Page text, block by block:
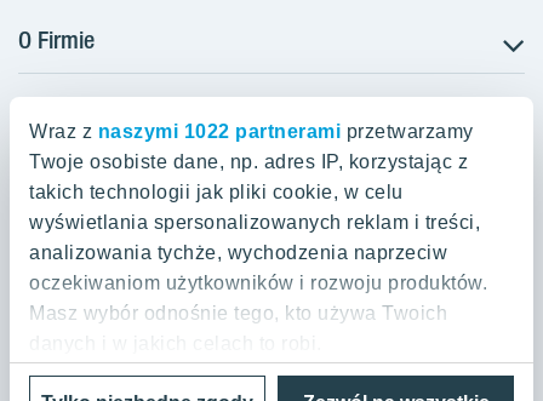
Wraz z naszymi 1022 partnerami przetwarzamy
Twoje osobiste dane, np. adres IP, korzystając z
takich technologii jak pliki cookie, w celu
wyświetlania spersonalizowanych reklam i treści,
analizowania tychże, wychodzenia naprzeciw
oczekiwaniom użytkowników i rozwoju produktów.
Masz wybór odnośnie tego, kto używa Twoich
O Firmie
Projekty w przygotowaniu
Projekty zrealizowane
Aktualności
Zakup gruntów
Kariera
Projekty w Polsce
Aroma Park Lofty Warszawa
Talarowa Park Warszawa
Talarowa Park II
Spokojny Mokotów Warszawa
Spokojny Mokotów II
Nordic Powstańców Śląskich
Oferty mieszkaniowe Warszawa
Mieszkania 2-pokojowe Warszawa
Mieszkania 3-pokojowe Warszawa
Mieszkania 4-pokojowe Warszawa
Mieszkania na Bemowie Warszawa
Oferty mieszkaniowe Kraków
Mieszkania 2-pokojowe Kraków
Mieszkania 4-pokojowe Kraków
Oferty mieszkaniowe Gdańsk
Lokale inwestycyjne Gdańsk
Polityka prywatności danych i warunki użytkowania Cookies